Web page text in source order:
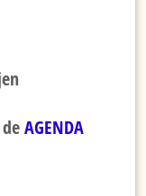
AGENDA